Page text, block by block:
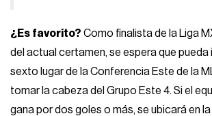
¿Es favorito?Como finalista de la Liga
del actual certamen, se espera que pueda
sexto lugar de la Conferencia Este de la
tomar la cabeza del Grupo Este 4. Si el
gana por dos goles o más, se ubicará en